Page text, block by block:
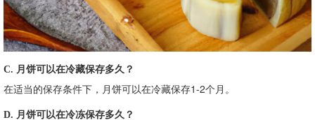
C. 月饼可以在冷藏保存多久？
在适当的保存条件下，月饼可以在冷藏保存1-2个月。
D. 月饼可以在冷冻保存多久？